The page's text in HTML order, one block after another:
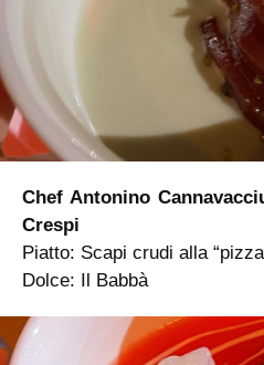
Chef Antonino
Crespi
Piatto: Scapi crudi alla
Dolce: Il Babbà